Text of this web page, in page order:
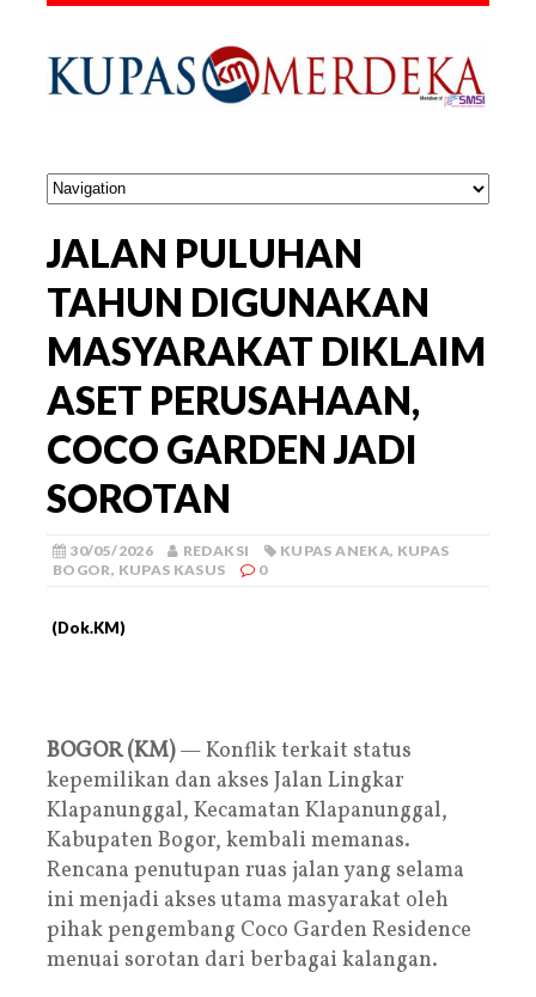
JALAN PULUHAN
TAHUN DIGUNAKAN
MASYARAKAT DIKLAIM
ASET PERUSAHAAN,
COCO GARDEN JADI
SOROTAN
30/05/2026 REDAKSI KUPAS ANEKA, KUPAS
BOGOR, KUPAS KASUS 0
(Dok.KM)
BOGOR (KM)— Konflik terkait status
kepemilikan dan akses Jalan Lingkar
Klapanunggal, Kecamatan Klapanunggal,
Kabupaten Bogor, kembali memanas.
Rencana penutupan ruas jalan yang selama
ini menjadi akses utama masyarakat oleh
pihak pengembang Coco Garden Residence
menuai sorotan dari berbagai kalangan.